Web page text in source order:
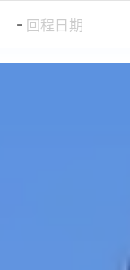
- 回程日期